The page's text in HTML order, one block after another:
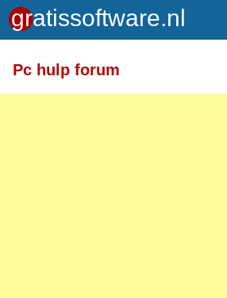
Pc hulp forum